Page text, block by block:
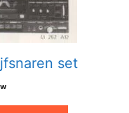
set